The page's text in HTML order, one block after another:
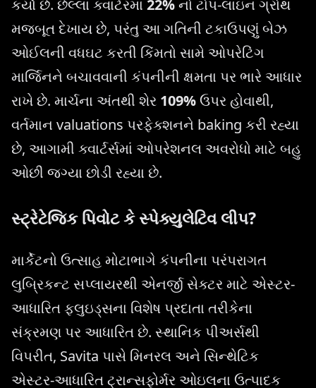
કર્યો છે. છેલ્લા ક્વાર્ટરમાં 22%નો ટોપ-લાઇન ગ્રોથ
મજબૂત દેખાય છે, પરંતુ આ ગતિની ટકાઉપણું બેઝ
ઓઈલની વધઘટ કરતી કિંમતો સામે ઓપરેટિંગ
માર્જિનને બચાવવાની કંપનીની ક્ષમતા પર ભારે આધાર
રાખે છે. માર્ચના અંતથી શેર 109%ઉપર હોવાથી,
વર્તમાન valuations પરફેક્શનને baking કરી રહ્યા
છે, આગામી ક્વાર્ટર્સમાં ઓપરેશનલ અવરોધો માટે બહુ
ઓછી જગ્યા છોડી રહ્યા છે.
સ્ટ્રેટેજિક પિવોટ કે સ્પેક્યુલેટિવ લીપ?
માર્કેટનો ઉત્સાહ મોટાભાગે કંપનીના પરંપરાગત
લુબ્રિકન્ટ સપ્લાયરથી એનર્જી સેક્ટર માટે એસ્ટર-
આધારિત ફ્લુઇડ્સના વિશેષ પ્રદાતા તરીકેના
સંક્રમણ પર આધારિત છે. સ્થાનિક પીઅર્સથી
વિપરીત, Savita પાસે મિનરલ અને સિન્થેટિક
એસ્ટર-આધારિત ટ્રાન્સફોર્મર ઓઇલના ઉત્પાદક